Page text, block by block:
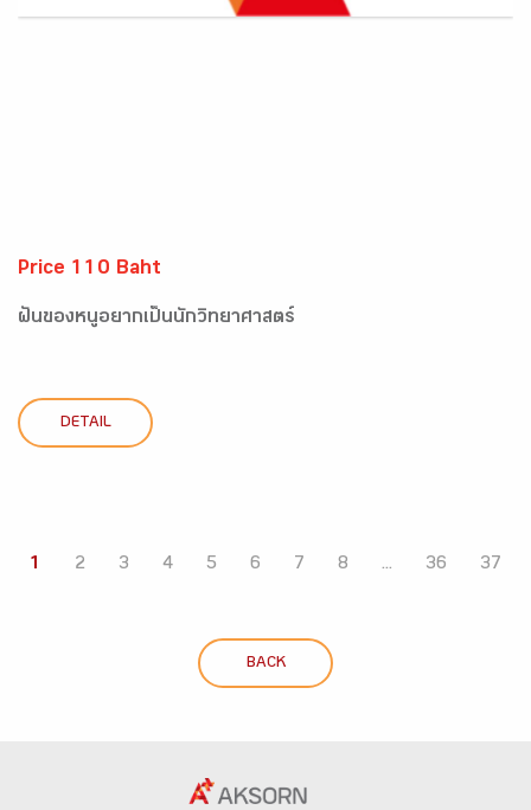
Price 110 Baht
ฝันของหนูอยากเป็นนักวิทยาศาสตร์
DETAIL
1 2 3 4 5 6 7 8 ... 36 37
BACK